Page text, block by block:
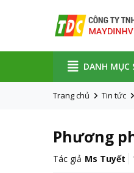
DANH MỤC
Trang chủ Tin tức
Phương
Tác giả Ms Tuyết